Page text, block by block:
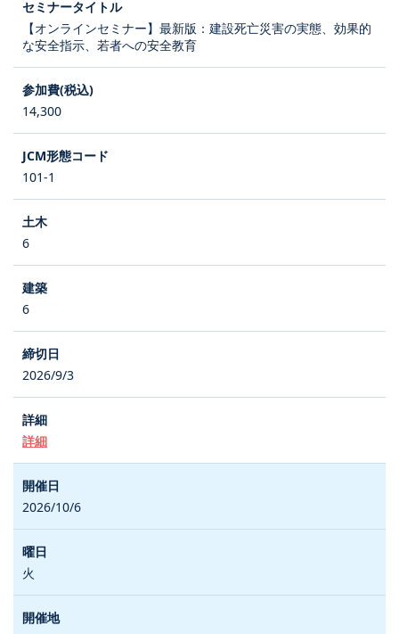
【オンラインセミナー】最新版：建設死亡災害の実態、効果的
な安全指示、若者への安全教育
14,300
101-1
6
6
2026/9/3
詳細
2026/10/6
火